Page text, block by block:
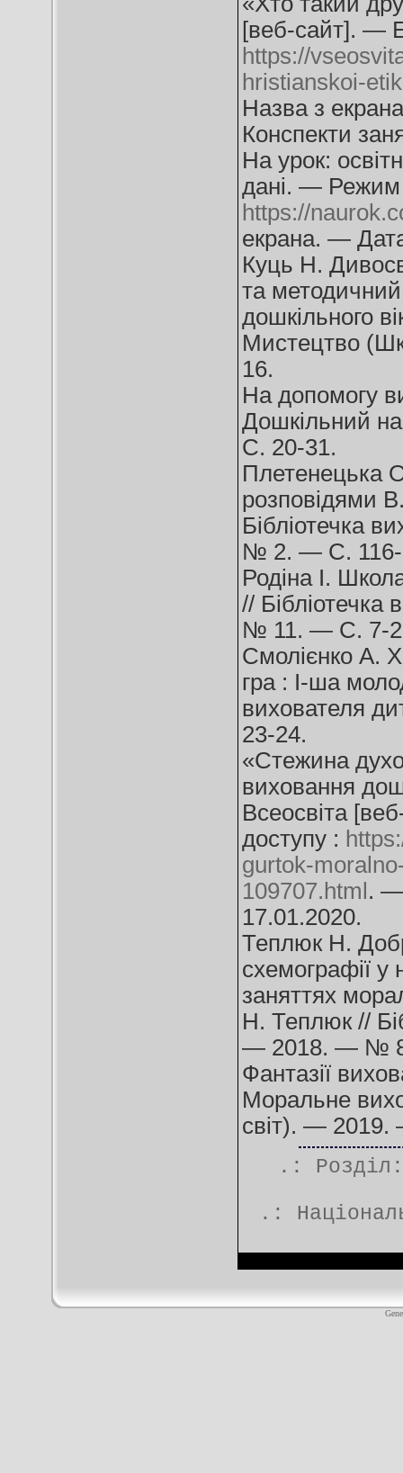
[веб-сайт]. —
https://
hristianskoi-
Назва з
Конспекти
На урок:
дані. — Режим
https://
екрана. —
Куць Н.
та
дошкільного
Мистецтво
16.
На допомогу
Дошкільний
С. 20-31.
Плетенецька
розповідями
Бібліотечка
№ 2. — С. 116-
Родіна І.
//
№ 11. — С. 7-
Смолієнко А.
гра : І-ша
вихователя
23-24.
«Стежина
виховання
Всеосвіта
доступу :
gurtok-
109707.html . —
17.01.2020.
Теплюк Н.
схемографії у
заняттях
Н. Теплюк //
— 2018. — №
Фантазії
Моральне
світ). —
.:
.: